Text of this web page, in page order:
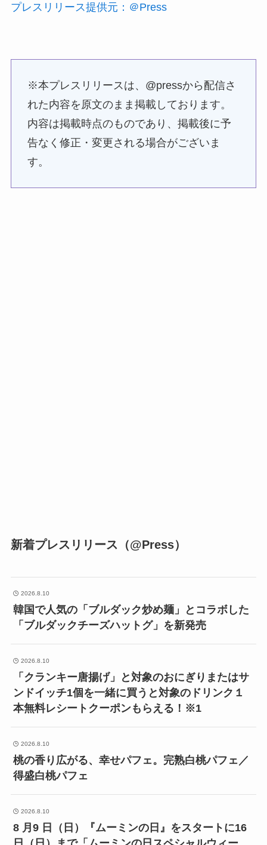
プレスリリース提供元：＠Press
※本プレスリリースは、@pressから配信さ
れた内容を原文のまま掲載しております。
内容は掲載時点のものであり、掲載後に予
告なく修正・変更される場合がございま
す。
新着プレスリリース（@Press）
2026.8.10
韓国で人気の「ブルダック炒め麺」とコラボした
「ブルダックチーズハットグ」を新発売
2026.8.10
「クランキー唐揚げ」と対象のおにぎりまたはサ
ンドイッチ1個を一緒に買うと対象のドリンク１
本無料レシートクーポンもらえる！※1
2026.8.10
桃の香り広がる、幸せパフェ。完熟白桃パフェ／
得盛白桃パフェ
2026.8.10
8 月9 日（日）『ムーミンの日』をスタートに16